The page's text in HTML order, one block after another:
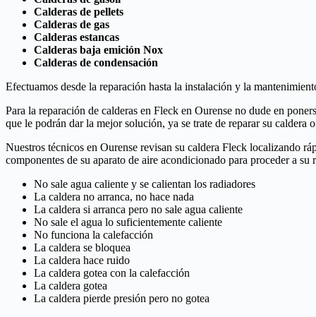
Calderas de pellets
Calderas de gas
Calderas estancas
Calderas baja emición Nox
Calderas de condensación
Efectuamos desde la reparación hasta la instalación y la
Para la reparación de calderas en Fleck en Ourense no dude en
que le podrán dar la mejor solución, ya se trate de reparar su caldera
Nuestros técnicos en Ourense revisan su caldera Fleck localizando
componentes de su aparato de aire acondicionado para proceder a su
No sale agua caliente y se calientan los radiadores
La caldera no arranca, no hace nada
La caldera si arranca pero no sale agua caliente
No sale el agua lo suficientemente caliente
No funciona la calefacción
La caldera se bloquea
La caldera hace ruido
La caldera gotea con la calefacción
La caldera gotea
La caldera pierde presión pero no gotea